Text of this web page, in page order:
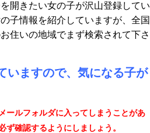
開きたい女の子が沢山登録してい
子情報を紹介していますが、全国
住いの地域でまず検索されて下さ
いますので、気になる子が
ールフォルダに入ってしまうことがあ
確認するようにしましょう。